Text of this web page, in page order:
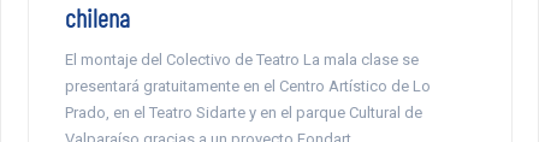
chilena
El montaje del Colectivo de Teatro La mala clase se
presentará gratuitamente en el Centro Artístico de Lo
Prado, en el Teatro Sidarte y en el parque Cultural de